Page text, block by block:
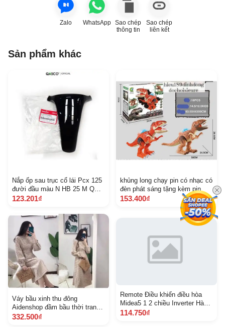
Zalo WhatsApp Sao chép
thông tin
Sao chép
liên kết
Sản phẩm khác
Nắp ốp sau trục cổ lái Pcx 125
đười đầu màu N HB 25 M Q
A64338 K WN 900 Z G
123.201₫
khủng long chạy pin có nhạc có
đèn phát sáng tặng kèm pin
153.400₫
Váy bầu xinh thu đông
Aidenshop đầm bầu thời trang
nhung 4570 kg
332.500₫
Remote Điều khiển điều hòa
Midea5 1 2 chiều Inverter Hàng
mới 100 Tặng Pin
114.750₫